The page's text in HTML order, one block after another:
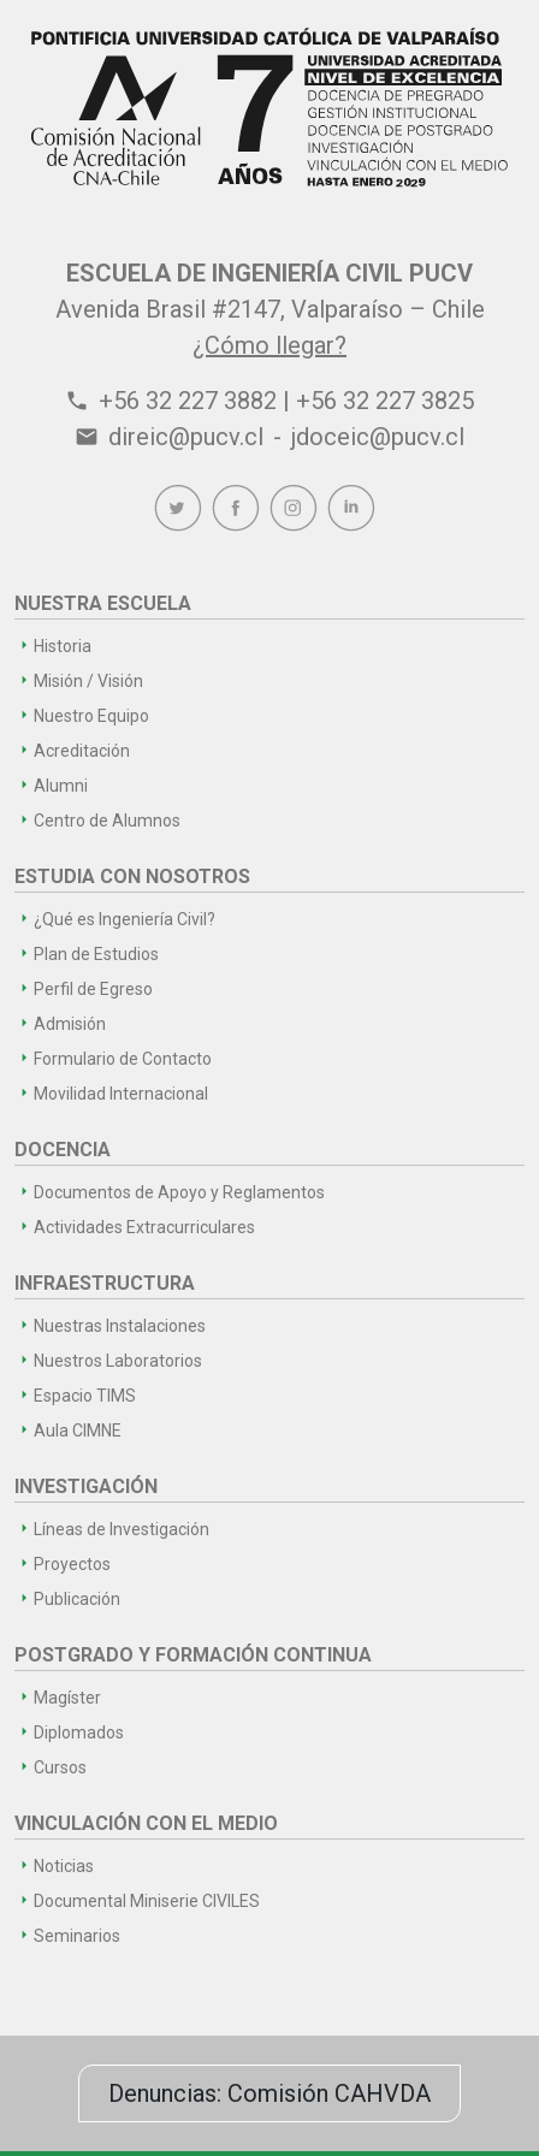
ESCUELA DE INGENIERÍA CIVIL PUCV
Avenida Brasil #2147, Valparaíso – Chile
¿Cómo llegar?
phone +56 32 227 3882 | +56 32 227 3825
email direic@pucv.cl - jdoceic@pucv.cl
NUESTRA ESCUELA
Historia
Misión / Visión
Nuestro Equipo
Acreditación
Alumni
Centro de Alumnos
ESTUDIA CON NOSOTROS
¿Qué es Ingeniería Civil?
Plan de Estudios
Perfil de Egreso
Admisión
Formulario de Contacto
Movilidad Internacional
DOCENCIA
Documentos de Apoyo y Reglamentos
Actividades Extracurriculares
INFRAESTRUCTURA
Nuestras Instalaciones
Nuestros Laboratorios
Espacio TIMS
Aula CIMNE
INVESTIGACIÓN
Líneas de Investigación
Proyectos
Publicación
POSTGRADO Y FORMACIÓN CONTINUA
Magíster
Diplomados
Cursos
VINCULACIÓN CON EL MEDIO
Noticias
Documental Miniserie CIVILES
Seminarios
Denuncias: Comisión CAHVDA